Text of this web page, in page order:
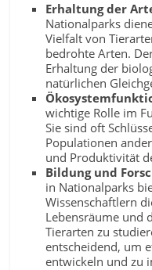
Erhaltung der
Nationalparks
Vielfalt von
bedrohte Arten.
Erhaltung der
natürlichen
wichtige Rolle im
Sie sind oft
Populationen
und Produktivität
Bildung und
in Nationalparks
Wissenschaftlern
Lebensräume und
Tierarten zu
entscheidend, um
entwickeln und zu